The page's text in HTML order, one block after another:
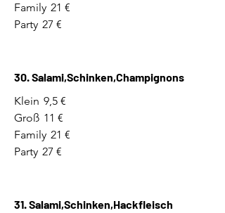
Family 21 €
Party 27 €
30. Salami,Schinken,Champignons
Klein 9,5 €
Groß 11 €
Family 21 €
Party 27 €
31. Salami,Schinken,Hackfleisch